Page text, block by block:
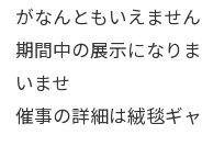
がなんともいえません
期間中の展示になり
いませ
催事の詳細は絨毯ギ